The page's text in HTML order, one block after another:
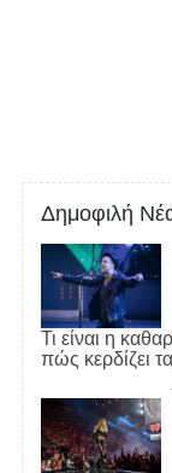
Δημοφιλή
Τι είναι η
πώς κερδίζει